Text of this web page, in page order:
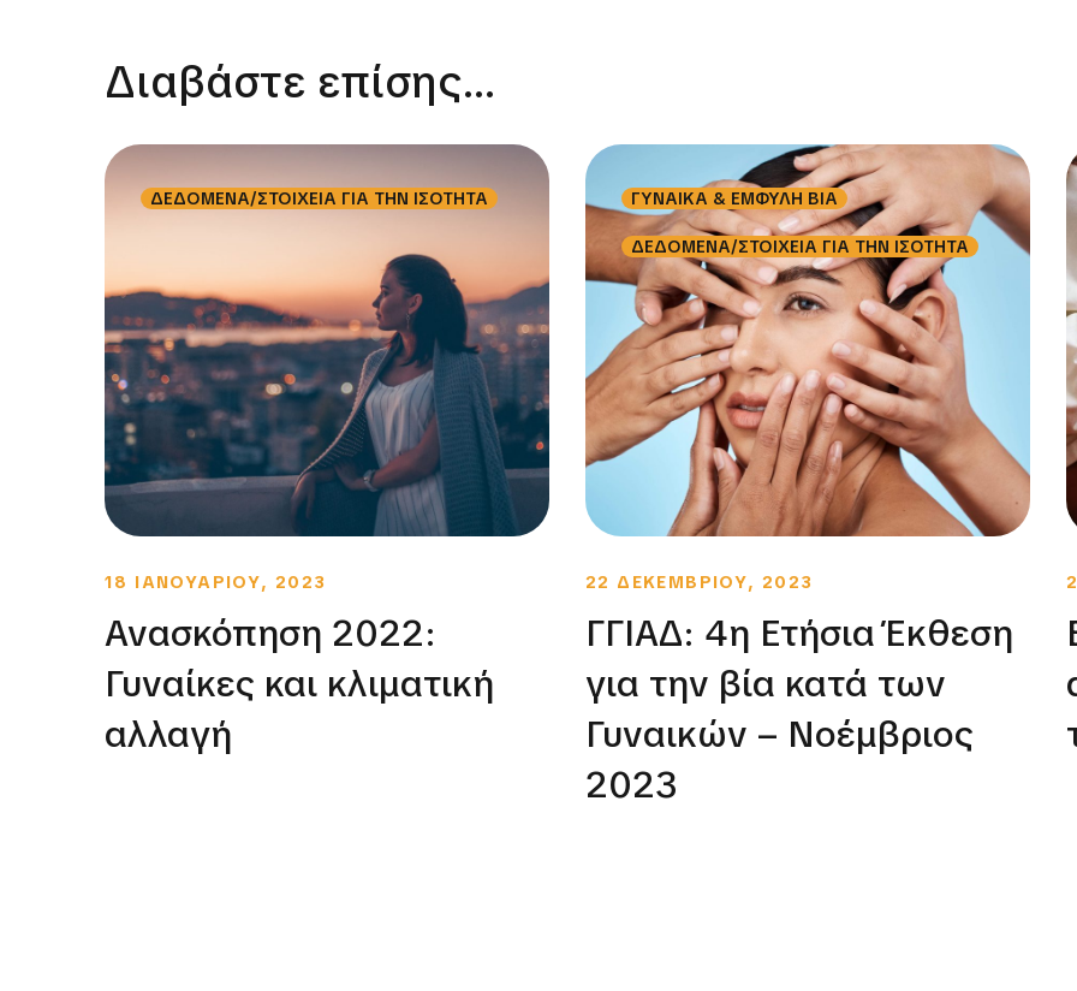
Διαβάστε επίσης...
ΔΕΔΟΜΕΝΑ/ΣΤΟΙΧΕΙΑ ΓΙΑ ΤΗΝ ΙΣΟΤΗΤΑ
18 ΙΑΝΟΥΑΡΙΟΥ, 2023
Ανασκόπηση 2022:
ΓΥΝΑΙΚΑ & ΕΜΦΥΛΗ ΒΙΑ
ΔΕΔΟΜΕΝΑ/ΣΤΟΙΧΕΙΑ ΓΙΑ ΤΗΝ ΙΣΟΤΗΤΑ
22 ΔΕΚΕΜΒΡΙΟΥ, 2023
ΓΓΙΑΔ: 4η Ετήσια Έκθεση
για την βία κατά των